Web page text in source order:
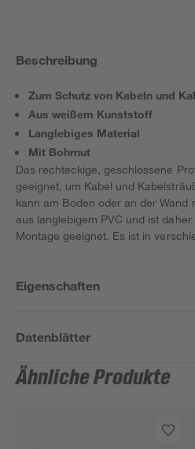
Beschreibung
Zum Schutz von Kabeln und
Aus weißem Kunststoff
Langlebiges Material
Mit Bohrnut
Das rechteckige, geschlossene
geeignet, um Kabel und
kann am Boden oder an der Wand
aus langlebigem PVC und ist
Montage geeignet. Es ist in
Eigenschaften
Datenblätter
Ähnliche Produkte